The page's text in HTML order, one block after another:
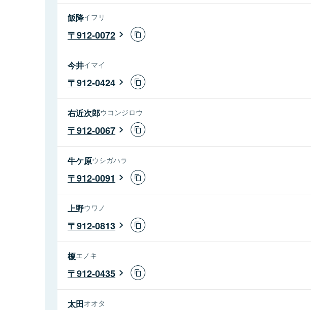
飯降イフリ
912-0072
今井イマイ
912-0424
右近次郎ウコンジロウ
912-0067
牛ケ原ウシガハラ
912-0091
上野ウワノ
912-0813
榎エノキ
912-0435
太田オオタ